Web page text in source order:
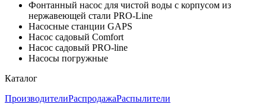
Фонтанный насос для чистой воды с корпусом из
нержавеющей стали PRO-Line
Насосные станции GAPS
Насос садовый Comfort
Насос садовый PRO-line
Насосы погружные
Каталог
ПроизводителиРаспродажаРаспылители